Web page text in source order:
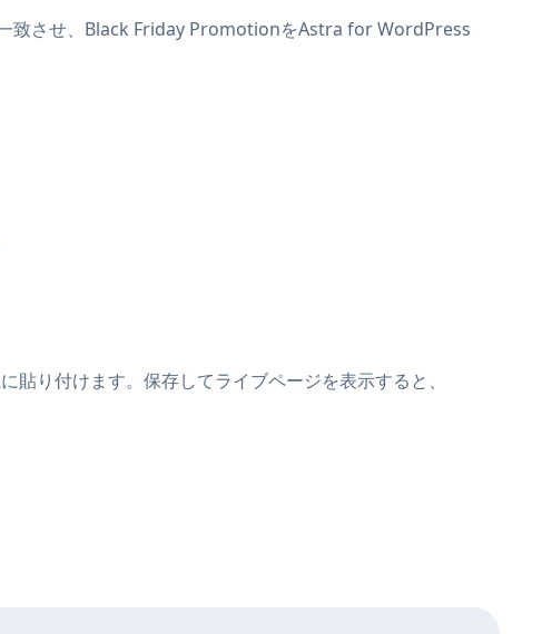
致させ、Black Friday PromotionをAstra for WordPress
り付けます。保存してライブページを表示すると、